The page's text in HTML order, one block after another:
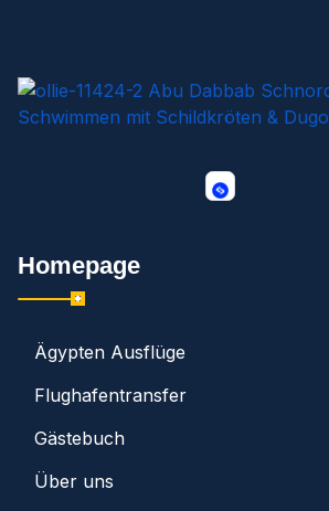
Homepage
Ägypten Ausflüge
Flughafentransfer
Gästebuch
Über uns